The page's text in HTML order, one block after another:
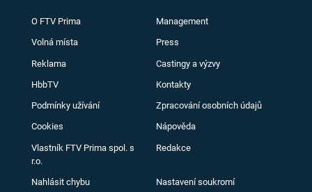
O FTV Prima Management
Volná místa Press
Reklama Castingy a výzvy
HbbTV Kontakty
Podmínky užívání Zpracování osobních údajů
Cookies Nápověda
Vlastník FTV Prima spol. s
r.o.
Redakce
Nahlásit chybu Nastavení soukromí